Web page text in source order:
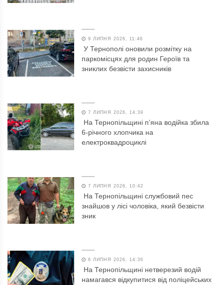
9 ЛИПНЯ 2026, 11:46
У Тернополі оновили розмітку на
паркомісцях для родин Героїв та
зниклих безвісти захисників
7 ЛИПНЯ 2026, 14:39
На Тернопільщині п’яна водійка збила
6-річного хлопчика на
електроквадроциклі
7 ЛИПНЯ 2026, 10:42
На Тернопільщині службовий пес
знайшов у лісі чоловіка, який безвісти
зник
6 ЛИПНЯ 2026, 14:36
На Тернопільщині нетверезий водій
намагався відкупитися від поліцейських